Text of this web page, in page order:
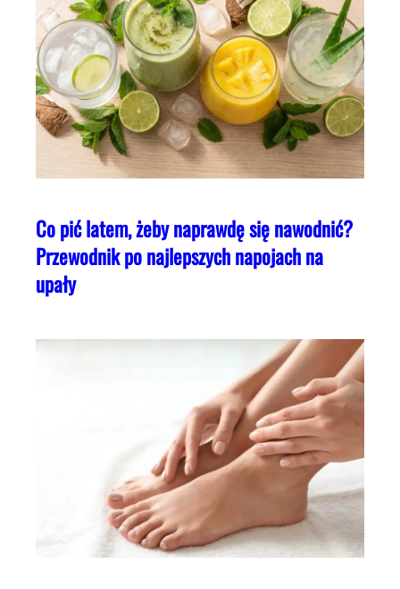
Co pić latem, żeby naprawdę się nawodnić?
Przewodnik po najlepszych napojach na
upały